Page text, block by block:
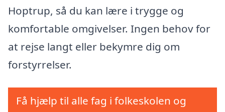
Hoptrup, så du kan lære i trygge og
komfortable omgivelser. Ingen behov for
at rejse langt eller bekymre dig om
forstyrrelser.
Få hjælp til alle fag i folkeskolen og